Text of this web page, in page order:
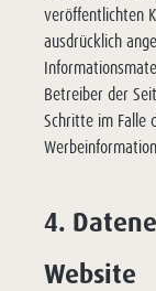
veröffentlichten
ausdrücklich
Betreiber der
Schritte im Falle
4.
Website